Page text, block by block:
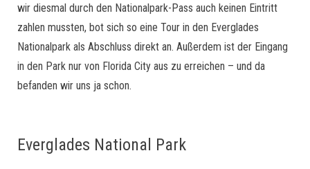
wir diesmal durch den Nationalpark-Pass auch keinen Eintritt
zahlen mussten, bot sich so eine Tour in den Everglades
Nationalpark als Abschluss direkt an. Außerdem ist der Eingang
in den Park nur von Florida City aus zu erreichen – und da
befanden wir uns ja schon.
Everglades National Park